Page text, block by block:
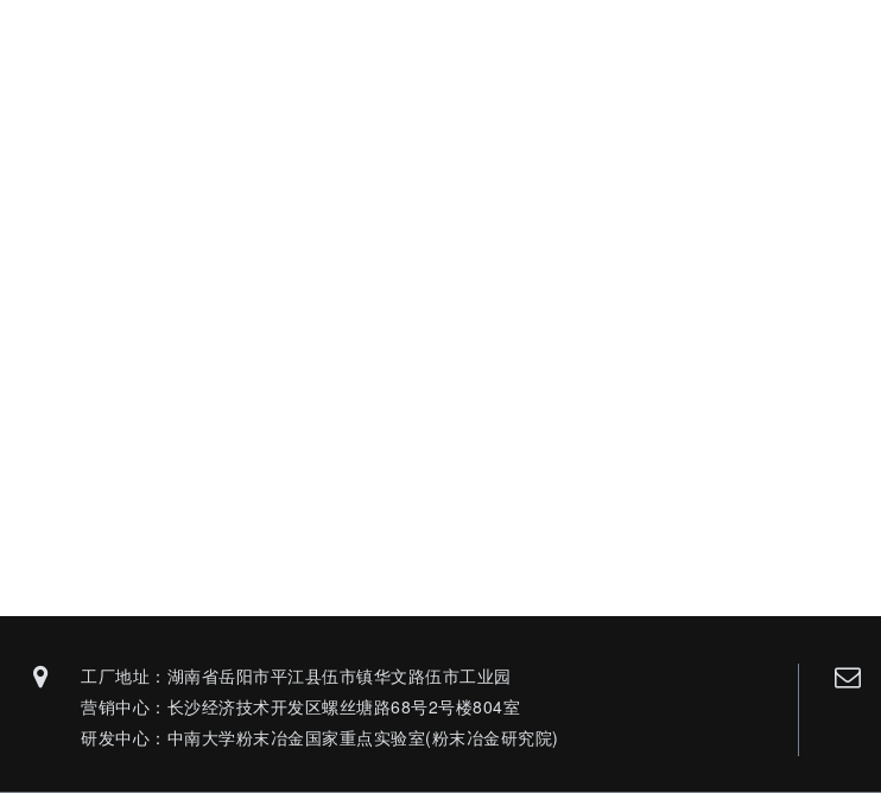
工厂地址：湖南省岳阳市平江县伍市镇华文路伍市工业园
营销中心：长沙经济技术开发区螺丝塘路68号2号楼804室
研发中心：中南大学粉末冶金国家重点实验室(粉末冶金研究院)